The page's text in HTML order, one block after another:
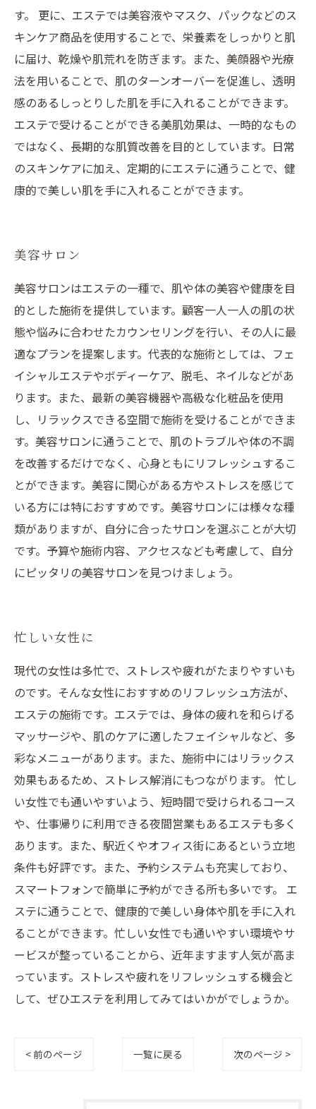
す。 更に、エステでは美容液やマスク、パックなどのス
キンケア商品を使用することで、栄養素をしっかりと肌
に届け、乾燥や肌荒れを防ぎます。また、美顔器や光療
法を用いることで、肌のターンオーバーを促進し、透明
感のあるしっとりした肌を手に入れることができます。
エステで受けることができる美肌効果は、一時的なもの
ではなく、長期的な肌質改善を目的としています。日常
のスキンケアに加え、定期的にエステに通うことで、健
康的で美しい肌を手に入れることができます。
美容サロン
美容サロンはエステの一種で、肌や体の美容や健康を目
的とした施術を提供しています。顧客一人一人の肌の状
態や悩みに合わせたカウンセリングを行い、その人に最
適なプランを提案します。代表的な施術としては、フェ
イシャルエステやボディーケア、脱毛、ネイルなどがあ
ります。また、最新の美容機器や高級な化粧品を使用
し、リラックスできる空間で施術を受けることができま
す。美容サロンに通うことで、肌のトラブルや体の不調
を改善するだけでなく、心身ともにリフレッシュするこ
とができます。美容に関心がある方やストレスを感じて
いる方には特におすすめです。美容サロンには様々な種
類がありますが、自分に合ったサロンを選ぶことが大切
です。予算や施術内容、アクセスなども考慮して、自分
にピッタリの美容サロンを見つけましょう。
忙しい女性に
現代の女性は多忙で、ストレスや疲れがたまりやすいも
のです。そんな女性におすすめのリフレッシュ方法が、
エステの施術です。エステでは、身体の疲れを和らげる
マッサージや、肌のケアに適したフェイシャルなど、多
彩なメニューがあります。また、施術中にはリラックス
効果もあるため、ストレス解消にもつながります。 忙し
い女性でも通いやすいよう、短時間で受けられるコース
や、仕事帰りに利用できる夜間営業もあるエステも多く
あります。また、駅近くやオフィス街にあるという立地
条件も好評です。また、予約システムも充実しており、
スマートフォンで簡単に予約ができる所も多いです。 エ
ステに通うことで、健康的で美しい身体や肌を手に入れ
ることができます。忙しい女性でも通いやすい環境やサ
ービスが整っていることから、近年ますます人気が高ま
っています。ストレスや疲れをリフレッシュする機会と
して、ぜひエステを利用してみてはいかがでしょうか。
< 前のページ 一覧に戻る 次のページ >